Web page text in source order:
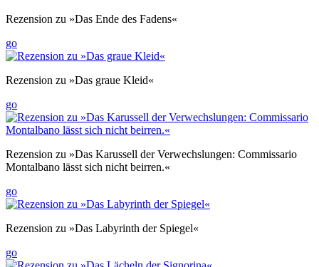
Rezension zu »Das Ende des Fadens«
go
Rezension zu »Das graue Kleid«
go
Rezension zu »Das Karussell der Verwechslungen: Commissario
Montalbano lässt sich nicht beirren.«
go
Rezension zu »Das Labyrinth der Spiegel«
go